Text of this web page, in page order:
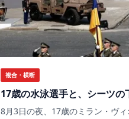
複合・横断
17歳の水泳選手と、シーツ
8月3日の夜、17歳のミラン・ヴ